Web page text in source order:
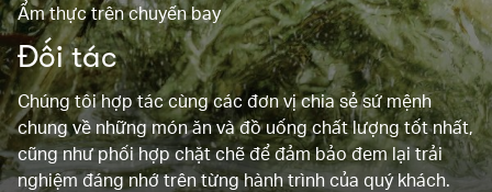
Ẩm thực trên chuyến bay
Đối tác
Chúng tôi hợp tác cùng các đơn vị chia sẻ sứ mệnh
chung về những món ăn và đồ uống chất lượng tốt nhất,
cũng như phối hợp chặt chẽ để đảm bảo đem lại trải
nghiệm đáng nhớ trên từng hành trình của quý khách.